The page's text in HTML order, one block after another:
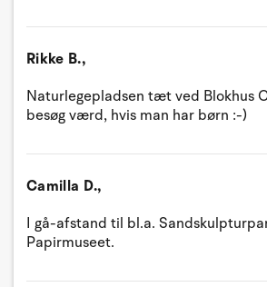
Rikke B.,
Naturlegepladsen tæt ved Blokhus
besøg værd, hvis man har børn :-)
Camilla D.,
I gå-afstand til bl.a.
Papirmuseet.